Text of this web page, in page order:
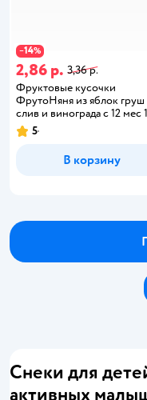
−14%
2,86 р. 3,36 р.
Фруктовые кусочки
ФрутоНяня из яблок груш
слив и винограда с 12 мес
5
В корзину
Снеки для
активных